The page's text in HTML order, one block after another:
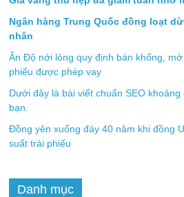
Ngân hàng Trung Quốc đồng loạt
nhân
Ấn Độ nới lỏng quy định bán khống,
phiếu được phép vay
Dưới đây là bài viết chuẩn SEO
bạn.
Đồng yên xuống đáy 40 năm khi đồng
suất trái phiếu
Danh mục